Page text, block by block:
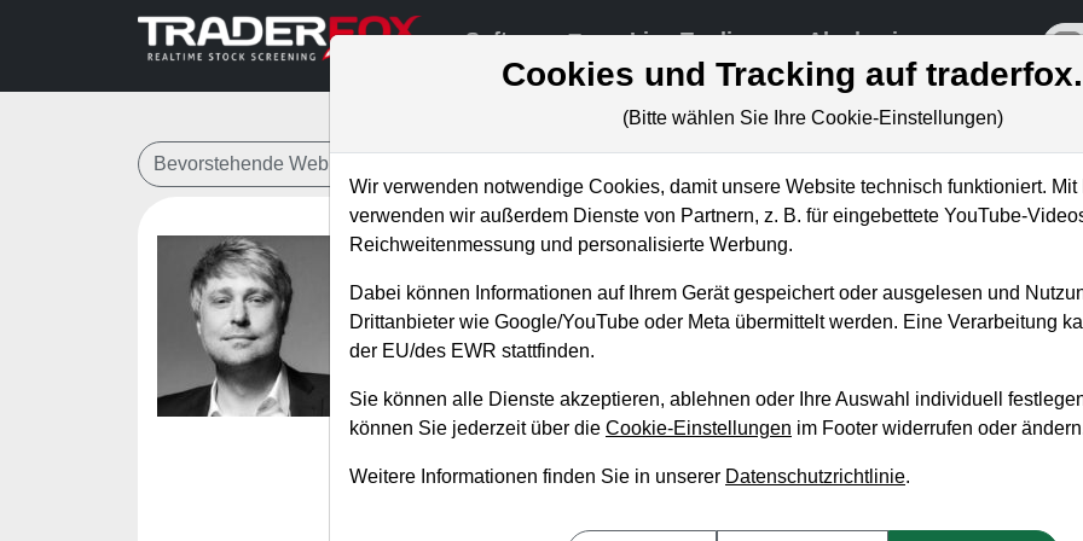
Software Live-Trading Akademie
Bevorstehende Webinare
Tenbagger-Chancen beim
Referent:Simon Betschinger
Wann: Dienstag, 30. November 2021 von 18 bis 19 Uhr
Die Metaverse bzw. virtuelle Welten werden das größte Business überhaupt",
diesem Webinar stellt Simon Betschinger den aktuellen Recherche-Stand der
Geschäftszweige, die vom Metaverse bzw. von virtuellen Welten profitieren. Bitte
Cookies und Tracking auf
(Bitte wählen Sie Ihre Cookie-Einstellungen)
Wir verwenden notwendige Cookies, damit unsere Website technisch funktioniert.
verwenden wir außerdem Dienste von Partnern, z. B. für eingebettete YouTube-
Reichweitenmessung und personalisierte Werbung.
Dabei können Informationen auf Ihrem Gerät gespeichert oder ausgelesen und
Drittanbieter wie Google/YouTube oder Meta übermittelt werden. Eine Verarbeitung
der EU/des EWR stattfinden.
Sie können alle Dienste akzeptieren, ablehnen oder Ihre Auswahl individuell
können Sie jederzeit über die Cookie-Einstellungen im Footer widerrufen oder
Weitere Informationen finden Sie in unserer Datenschutzrichtlinie.